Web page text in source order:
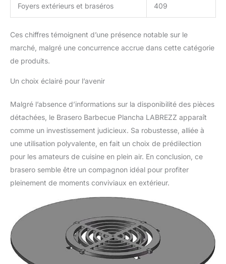
Foyers extérieurs et braséros 409
Ces chiffres témoignent d’une présence notable sur le
marché, malgré une concurrence accrue dans cette catégorie
de produits.
Un choix éclairé pour l’avenir
Malgré l’absence d’informations sur la disponibilité des pièces
détachées, le Brasero Barbecue Plancha LABREZZ apparaît
comme un investissement judicieux. Sa robustesse, alliée à
une utilisation polyvalente, en fait un choix de prédilection
pour les amateurs de cuisine en plein air. En conclusion, ce
brasero semble être un compagnon idéal pour profiter
pleinement de moments conviviaux en extérieur.